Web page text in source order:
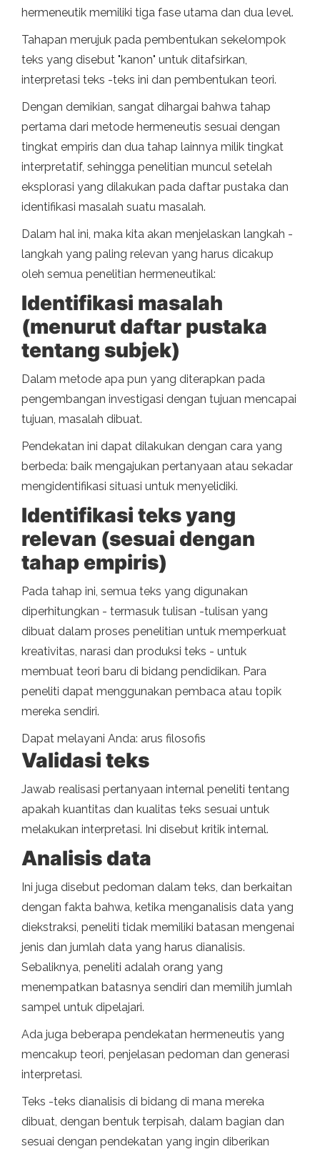
hermeneutik memiliki tiga fase utama dan dua level.
Tahapan merujuk pada pembentukan sekelompok
teks yang disebut "kanon" untuk ditafsirkan,
interpretasi teks -teks ini dan pembentukan teori.
Dengan demikian, sangat dihargai bahwa tahap
pertama dari metode hermeneutis sesuai dengan
tingkat empiris dan dua tahap lainnya milik tingkat
interpretatif, sehingga penelitian muncul setelah
eksplorasi yang dilakukan pada daftar pustaka dan
identifikasi masalah suatu masalah.
Dalam hal ini, maka kita akan menjelaskan langkah -
langkah yang paling relevan yang harus dicakup
oleh semua penelitian hermeneutikal:
Identifikasi masalah
(menurut daftar pustaka
tentang subjek)
Dalam metode apa pun yang diterapkan pada
pengembangan investigasi dengan tujuan mencapai
tujuan, masalah dibuat.
Pendekatan ini dapat dilakukan dengan cara yang
berbeda: baik mengajukan pertanyaan atau sekadar
mengidentifikasi situasi untuk menyelidiki.
Identifikasi teks yang
relevan (sesuai dengan
tahap empiris)
Pada tahap ini, semua teks yang digunakan
diperhitungkan - termasuk tulisan -tulisan yang
dibuat dalam proses penelitian untuk memperkuat
kreativitas, narasi dan produksi teks - untuk
membuat teori baru di bidang pendidikan. Para
peneliti dapat menggunakan pembaca atau topik
mereka sendiri.
Dapat melayani Anda: arus filosofis
Validasi teks
Jawab realisasi pertanyaan internal peneliti tentang
apakah kuantitas dan kualitas teks sesuai untuk
melakukan interpretasi. Ini disebut kritik internal.
Analisis data
Ini juga disebut pedoman dalam teks, dan berkaitan
dengan fakta bahwa, ketika menganalisis data yang
diekstraksi, peneliti tidak memiliki batasan mengenai
jenis dan jumlah data yang harus dianalisis.
Sebaliknya, peneliti adalah orang yang
menempatkan batasnya sendiri dan memilih jumlah
sampel untuk dipelajari.
Ada juga beberapa pendekatan hermeneutis yang
mencakup teori, penjelasan pedoman dan generasi
interpretasi.
Teks -teks dianalisis di bidang di mana mereka
dibuat, dengan bentuk terpisah, dalam bagian dan
sesuai dengan pendekatan yang ingin diberikan